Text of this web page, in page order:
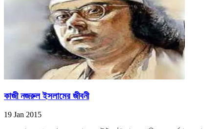
কাজী নজরুল ইসলামের জীবনী
19 Jan 2015